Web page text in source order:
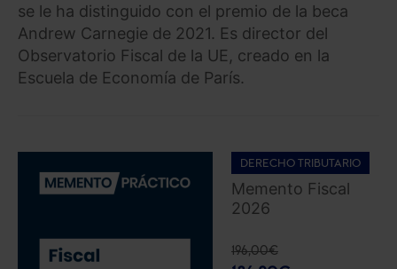
se le ha distinguido con el premio de la beca
Andrew Carnegie de 2021. Es director del
Observatorio Fiscal de la UE, creado en la
Escuela de Economía de París.
DERECHO TRIBUTARIO
Memento Fiscal
2026
196,00€